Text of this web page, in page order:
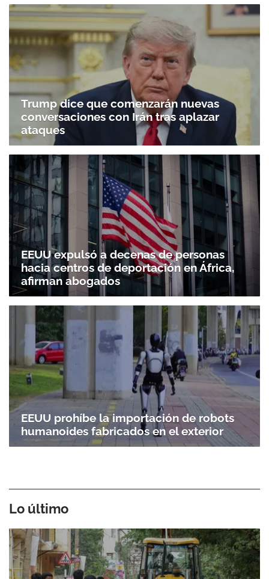
Trump dice que comenzarán nuevas
conversaciones con Irán tras aplazar
ataques
EEUU expulsó a decenas de personas
hacia centros de deportación en África,
afirman abogados
EEUU prohíbe la importación de robots
humanoides fabricados en el exterior
Lo último